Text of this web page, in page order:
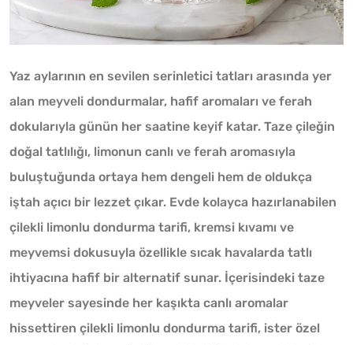
Yaz aylarının en sevilen serinletici tatları arasında yer
alan meyveli dondurmalar, hafif aromaları ve ferah
dokularıyla günün her saatine keyif katar. Taze çileğin
doğal tatlılığı, limonun canlı ve ferah aromasıyla
buluştuğunda ortaya hem dengeli hem de oldukça
iştah açıcı bir lezzet çıkar. Evde kolayca hazırlanabilen
çilekli limonlu dondurma tarifi, kremsi kıvamı ve
meyvemsi dokusuyla özellikle sıcak havalarda tatlı
ihtiyacına hafif bir alternatif sunar. İçerisindeki taze
meyveler sayesinde her kaşıkta canlı aromalar
hissettiren çilekli limonlu dondurma tarifi, ister özel